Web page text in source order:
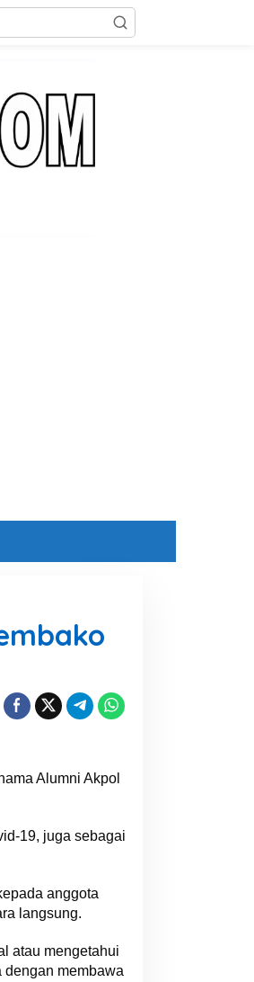
Alumni Akpol
19, juga sebagai
anggota
langsung.
atau mengetahui
membawa